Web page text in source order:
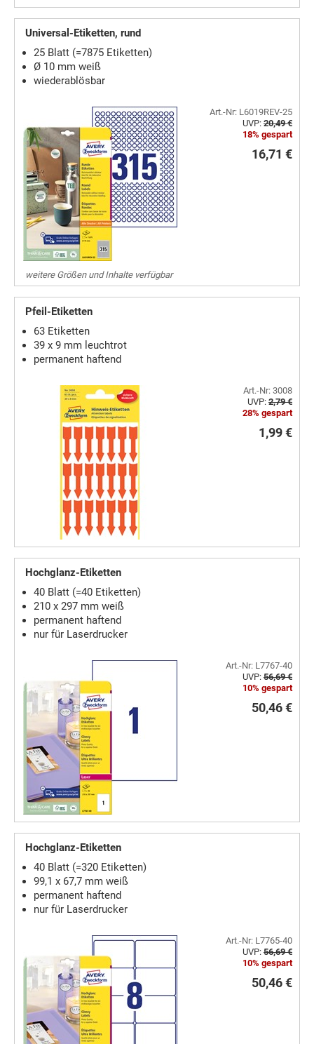
Universal-Etiketten, rund
25 Blatt (=7875 Etiketten)
Ø 10 mm weiß
wiederablösbar
Art.-Nr: L6019REV-25
UVP: 20,49 €
18% gespart
16,71 €
weitere Größen und Inhalte verfügbar
Pfeil-Etiketten
63 Etiketten
39 x 9 mm leuchtrot
permanent haftend
Art.-Nr: 3008
UVP: 2,79 €
28% gespart
1,99 €
Hochglanz-Etiketten
40 Blatt (=40 Etiketten)
210 x 297 mm weiß
permanent haftend
nur für Laserdrucker
Art.-Nr: L7767-40
UVP: 56,69 €
10% gespart
50,46 €
Hochglanz-Etiketten
40 Blatt (=320 Etiketten)
99,1 x 67,7 mm weiß
permanent haftend
nur für Laserdrucker
Art.-Nr: L7765-40
UVP: 56,69 €
10% gespart
50,46 €